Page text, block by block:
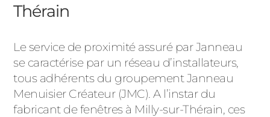
Thérain
Le service de proximité assuré par Janneau
se caractérise par un réseau d’installateurs,
tous adhérents du groupement Janneau
Menuisier Créateur (JMC). A l’instar du
fabricant de fenêtres à Milly-sur-Thérain, ces